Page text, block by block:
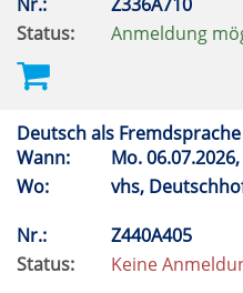
Status:
Anmeldung
Deutsch als
Wann:
Mo.
Wo:
vhs,
Nr.:
Z440A405
Status:
Keine